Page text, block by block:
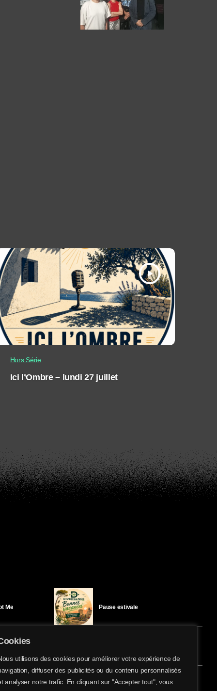
utilisons des cookies pour améliorer votre expérience de
diffuser des publicités ou du contenu personnalisés
analyser notre trafic. En cliquant sur "Accepter tout", vous
share
email
play_arrow
Hors Série
Ici l’Ombre – lundi 27 juillet
Me
Bay
Pause estivale
Ici l’Ombre – mardi 28 juillet